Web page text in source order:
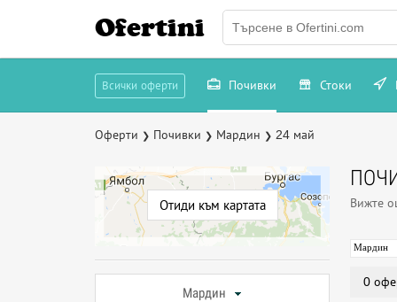
Ofertini
Всички оферти Почивки Стоки
Оферти ❯ Почивки ❯ Мардин ❯ 24 май
Отиди към картата
Мардин
Вижте
Мардин
0